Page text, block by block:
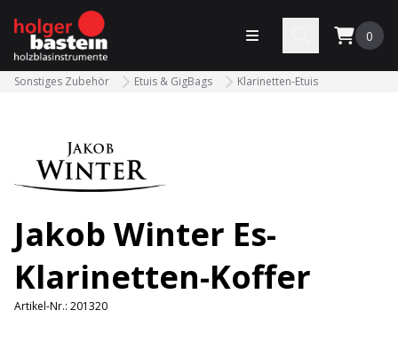
bastein
Menü öffnen 0
Sonstiges Zubehör Etuis & GigBags Klarinetten-Etuis
Jakob Winter Es-
Klarinetten-Koffer
Artikel-Nr.: 201320